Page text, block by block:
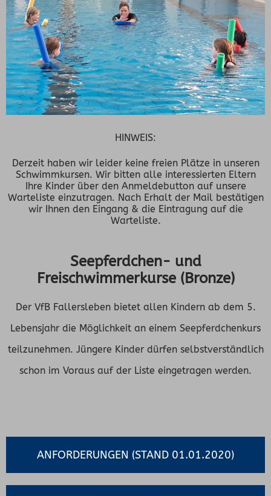
HINWEIS:
Derzeit haben wir leider keine freien Plätze in unseren
Schwimmkursen. Wir bitten alle interessierten Eltern
Ihre Kinder über den Anmeldebutton auf unsere
Warteliste einzutragen. Nach Erhalt der Mail bestätigen
wir Ihnen den Eingang & die Eintragung auf die
Warteliste.
Seepferdchen- und
Freischwimmerkurse (Bronze)
Der VfB Fallersleben bietet allen Kindern ab dem 5.
Lebensjahr die Möglichkeit an einem Seepferdchenkurs
teilzunehmen. Jüngere Kinder dürfen selbstverständlich
schon im Voraus auf der Liste eingetragen werden.
ANFORDERUNGEN (STAND 01.01.2020)